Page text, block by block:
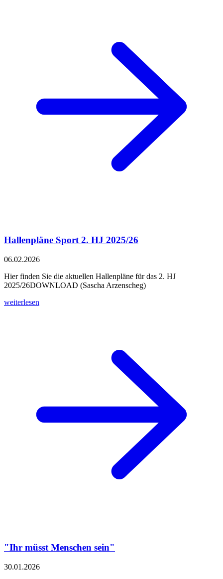
Hallenpläne Sport 2. HJ 2025/26
06.02.2026
Hier finden Sie die aktuellen Hallenpläne für das 2. HJ
2025/26DOWNLOAD (Sascha Arzenscheg)
weiterlesen
"Ihr müsst Menschen sein"
30.01.2026